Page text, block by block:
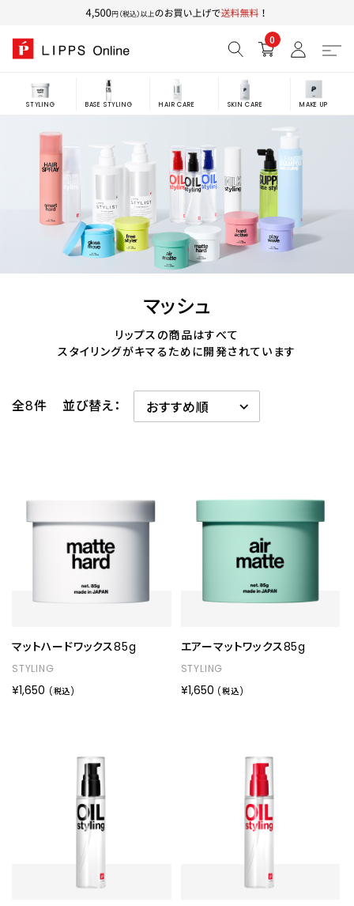
0
STYLING BASE STYLING HAIR CARE SKIN CARE MAKE UP
マッシュ
リップスの商品はすべて
スタイリングがキマるために開発されています
全8件 並び替え：
マットハードワックス85g
STYLING
¥1,650 (税込)
エアーマットワックス85g
STYLING
¥1,650 (税込)